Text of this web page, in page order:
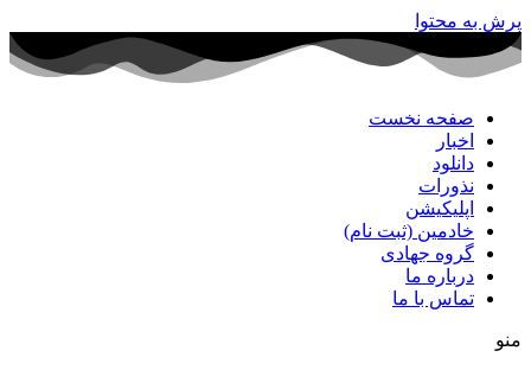
پرش به محتوا
صفحه نخست
اخبار
دانلود
نذورات
اپلیکیشن
خادمین (ثبت نام)
گروه جهادی
درباره ما
تماس با ما
منو